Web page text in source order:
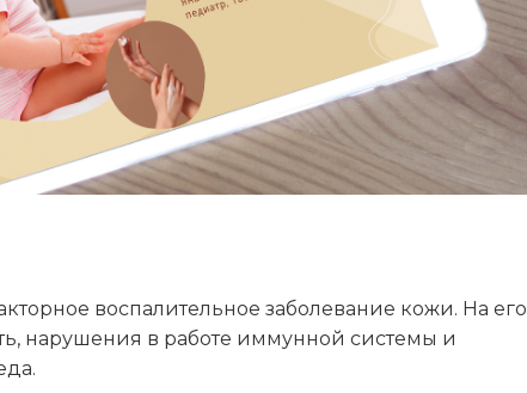
воспалительное заболевание кожи. На его
нарушения в работе иммунной системы и